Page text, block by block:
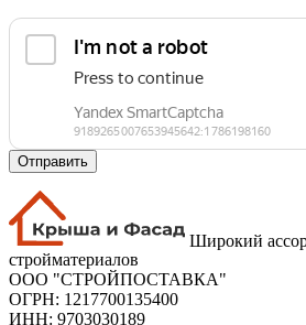
Отправить
Широкий
стройматериалов
ООО "СТРОЙПОСТАВКА"
ОГРН: 1217700135400
ИНН: 9703030189